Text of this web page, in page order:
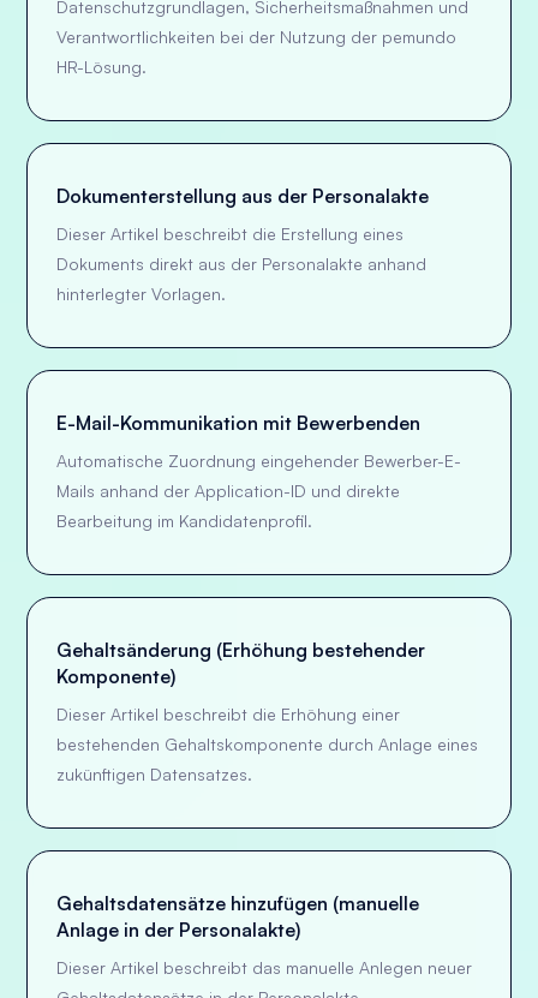
Datenschutzgrundlagen, Sicherheitsmaßnahmen und
Verantwortlichkeiten bei der Nutzung der pemundo
HR-Lösung.
Dokumenterstellung aus der Personalakte
Dieser Artikel beschreibt die Erstellung eines
Dokuments direkt aus der Personalakte anhand
hinterlegter Vorlagen.
E-Mail-Kommunikation mit Bewerbenden
Automatische Zuordnung eingehender Bewerber-E-
Mails anhand der Application-ID und direkte
Bearbeitung im Kandidatenprofil.
Gehaltsänderung (Erhöhung bestehender
Komponente)
Dieser Artikel beschreibt die Erhöhung einer
bestehenden Gehaltskomponente durch Anlage eines
zukünftigen Datensatzes.
Gehaltsdatensätze hinzufügen (manuelle
Anlage in der Personalakte)
Dieser Artikel beschreibt das manuelle Anlegen neuer